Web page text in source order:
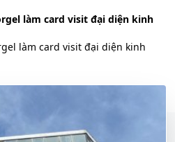
làm card visit đại diện kinh
làm card visit đại diện kinh